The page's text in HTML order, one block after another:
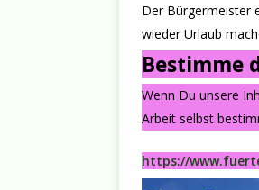
Der Bürgermeister
wieder Urlaub
Bestimme
Wenn Du unsere
Arbeit selbst
https://